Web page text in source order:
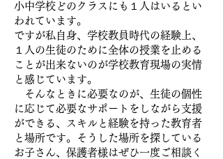
小中学校どのクラスにも１人はいるとい
われています。
ですが私自身、学校教員時代の経験上、
１人の生徒のために全体の授業を止める
ことが出来ないのが学校教育現場の実情
と感じています。
そんなときに必要なのが、生徒の個性
に応じて必要なサポートをしながら支援
ができる、スキルと経験を持った教育者
と場所です。そうした場所を探している
お子さん、保護者様はぜひ一度ご相談く